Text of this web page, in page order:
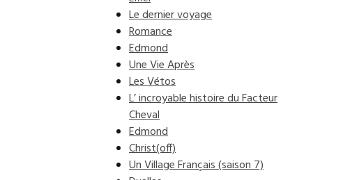
Le dernier voyage
Romance
Edmond
Une Vie Après
Les Vétos
L’ incroyable histoire du Facteur
Cheval
Edmond
Christ(off)
Un Village Français (saison 7)